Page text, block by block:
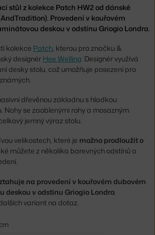
stůl z kolekce Patch HW2 od dánské
Provedení v kouřovém
deskou v odstínu Griogio Londra.
kolekce Patch, kterou pro značku &
designér Hee Welling. Designér využívá
desky stolu, což umožňuje posezení pro
dřevěnou základnu s hladkou
Nohy se zaoblenými rohy a mosazným
jemný výraz stolu.
velikostech, které je možno prodloužit o
můžete z několika barevných odstínů a
na provedení v kouřovém dubovém
deskou v odstínu Griogio Londra
variant na dotaz.